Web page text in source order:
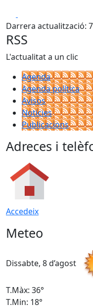
Darrera actualització:
RSS
L'actualitat a un clic
Agenda
Agenda política
Avisos
Notícies
Publicacions
Adreces i
Accedeix
Meteo
Dissabte, 8 d’agost
T.Màx: 36°
T.Min: 18°